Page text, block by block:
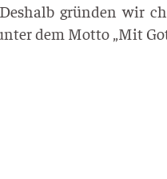
gründen wir
dem Motto „Mit